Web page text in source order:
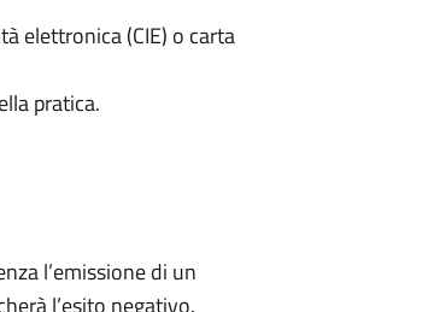
elettronica (CIE) o carta
pratica.
l’emissione di un
l’esito negativo.